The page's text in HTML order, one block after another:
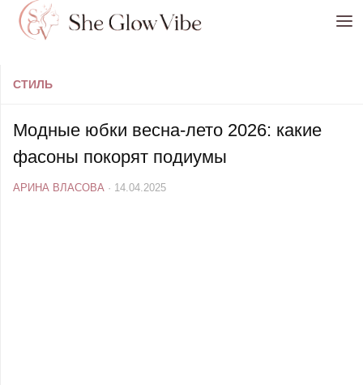
Перейти к содержимому
СТИЛЬ
Модные юбки весна-лето 2026: какие
фасоны покорят подиумы
АРИНА ВЛАСОВА · 14.04.2025